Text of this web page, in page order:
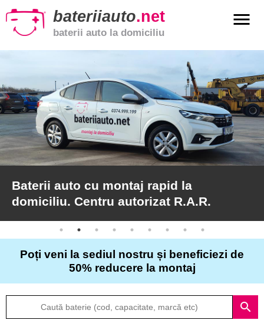
bateriiauto.net
baterii auto la domiciliu
menu
Baterii
moto
Baterii
de
camion
Articole
Despre
Baterii auto cu montaj rapid la
domiciliu. Centru autorizat R.A.R.
Poți veni la sediul nostru și beneficiezi de
50% reducere la montaj
search